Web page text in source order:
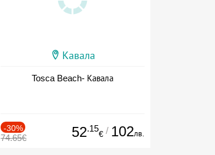
Кавала
Tosca Beach- Кавала
-30%
74.65€ 52.15
€ / 102лв.